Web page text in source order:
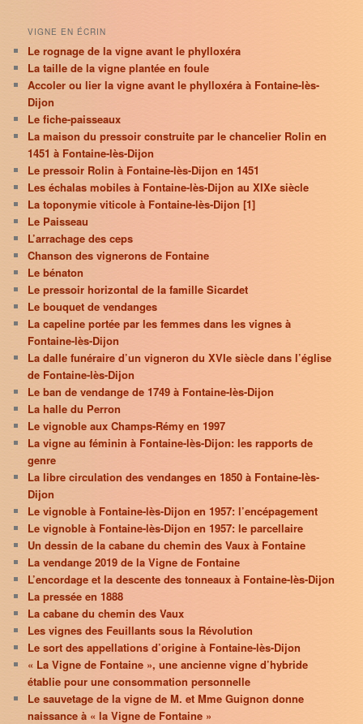
VIGNE EN ÉCRIN
Le rognage de la vigne avant le phylloxéra
La taille de la vigne plantée en foule
Accoler ou lier la vigne avant le phylloxéra à Fontaine-lès-
Dijon
Le fiche-paisseaux
La maison du pressoir construite par le chancelier Rolin en
1451 à Fontaine-lès-Dijon
Le pressoir Rolin à Fontaine-lès-Dijon en 1451
Les échalas mobiles à Fontaine-lès-Dijon au XIXe siècle
La toponymie viticole à Fontaine-lès-Dijon [1]
Le Paisseau
L’arrachage des ceps
Chanson des vignerons de Fontaine
Le bénaton
Le pressoir horizontal de la famille Sicardet
Le bouquet de vendanges
La capeline portée par les femmes dans les vignes à
Fontaine-lès-Dijon
La dalle funéraire d’un vigneron du XVIe siècle dans l’église
de Fontaine-lès-Dijon
Le ban de vendange de 1749 à Fontaine-lès-Dijon
La halle du Perron
Le vignoble aux Champs-Rémy en 1997
La vigne au féminin à Fontaine-lès-Dijon: les rapports de
genre
La libre circulation des vendanges en 1850 à Fontaine-lès-
Dijon
Le vignoble à Fontaine-lès-Dijon en 1957: l’encépagement
Le vignoble à Fontaine-lès-Dijon en 1957: le parcellaire
Un dessin de la cabane du chemin des Vaux à Fontaine
La vendange 2019 de la Vigne de Fontaine
L’encordage et la descente des tonneaux à Fontaine-lès-Dijon
La pressée en 1888
La cabane du chemin des Vaux
Les vignes des Feuillants sous la Révolution
Le sort des appellations d’origine à Fontaine-lès-Dijon
« La Vigne de Fontaine », une ancienne vigne d’hybride
établie pour une consommation personnelle
Le sauvetage de la vigne de M. et Mme Guignon donne
naissance à « la Vigne de Fontaine »